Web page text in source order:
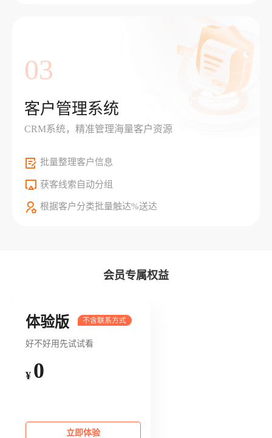
03
客户管理系统
CRM系统，精准管理海量客户资源
批量整理客户信息
获客线索自动分组
根据客户分类批量触达%送达
会员专属权益
体验版
好不好用先试试看
¥ 0
立即体验